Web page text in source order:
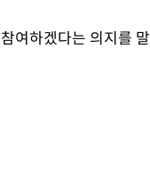
여하겠다는 의지를 말